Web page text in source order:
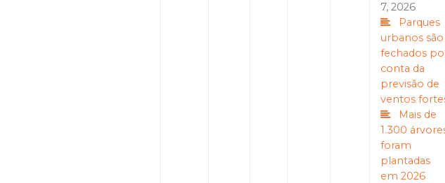
7, 2026
Parques
urbanos são
fechados
conta da
previsão de
ventos
Mais de
1.300
foram
plantadas
em 2026